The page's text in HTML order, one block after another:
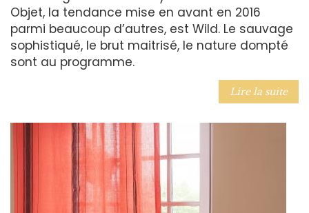
Objet, la tendance mise en avant en 2016
parmi beaucoup d’autres, est Wild. Le sauvage
sophistiqué, le brut maitrisé, le nature dompté
sont au programme.
Lire la suite